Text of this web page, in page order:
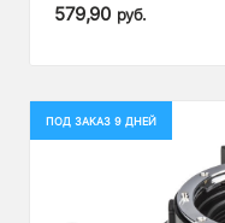
579,90 руб.
ПОД ЗАКАЗ 9 ДНЕЙ